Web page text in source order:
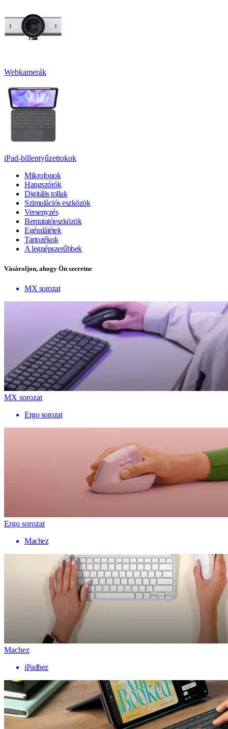
Webkamerák
iPad-billentyűzettokok
Mikrofonok
Hangszórók
Digitális tollak
Szimulációs eszközök
Versenyzés
Bemutatóeszközök
Egéralátétek
Tartozékok
A legnépszerűbbek
Vásároljon, ahogy Ön szeretne
MX sorozat
MX sorozat
Ergo sorozat
Ergo sorozat
Machez
Machez
iPadhez